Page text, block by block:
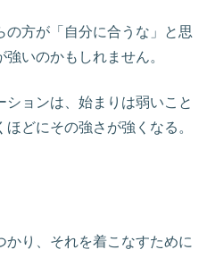
の方が「自分に合うな」と思
いのかもしれません。
ョンは、始まりは弱いこと
どにその強さが強くなる。
り、それを着こなすために